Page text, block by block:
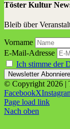
Töster Kultur
Bleib über
Vorname
E-Mail-Adresse
Ich stimme der
© Copyright 2026 |
FacebookX
Page load link
Nach oben